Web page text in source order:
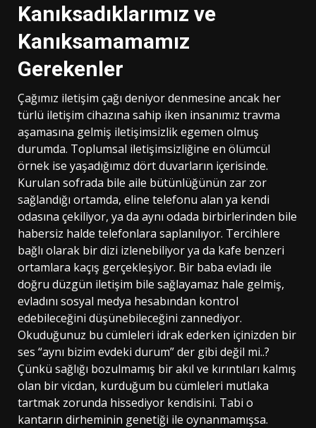
Kanıksadıklarımız ve
Kanıksamamamız
Gerekenler
Çağımız iletişim çağı deniyor denmesine ancak her
türlü iletişim cihazına sahip iken insanımız travma
aşamasına gelmiş iletişimsizlik egemen olmuş
durumda. Toplumsal iletişimsizliğine en ölümcül
örnek ise yaşadığımız dört duvarların içerisinde.
Kurulan sofrada bile aile bütünlüğünün zar zor
sağlandığı ortamda, eline telefonu alan ya kendi
odasına çekiliyor, ya da aynı odada birbirlerinden bile
habersiz halde telefonlara saplanılıyor. Tercihlere
bağlı olarak bir dizi izlenebiliyor ya da kafe benzeri
ortamlara kaçış gerçekleşiyor. Bir baba evladı ile
doğru düzgün iletişim bile sağlayamaz hale gelmiş,
evladını sosyal medya hesabından kontrol
edebileceğini düşünebileceğini zannediyor.
Okuduğunuz bu cümleleri idrak ederken içinizden bir
ses “aynı bizim evdeki durum” der gibi değil mi..?
Çünkü sağlığı bozulmamış bir akıl ve kırıntıları kalmış
olan bir vicdan, kurduğum bu cümleleri mutlaka
tartmak zorunda hissediyor kendisini. Tabi o
kantarın dirheminin genetiği ile oynanmamışsa.